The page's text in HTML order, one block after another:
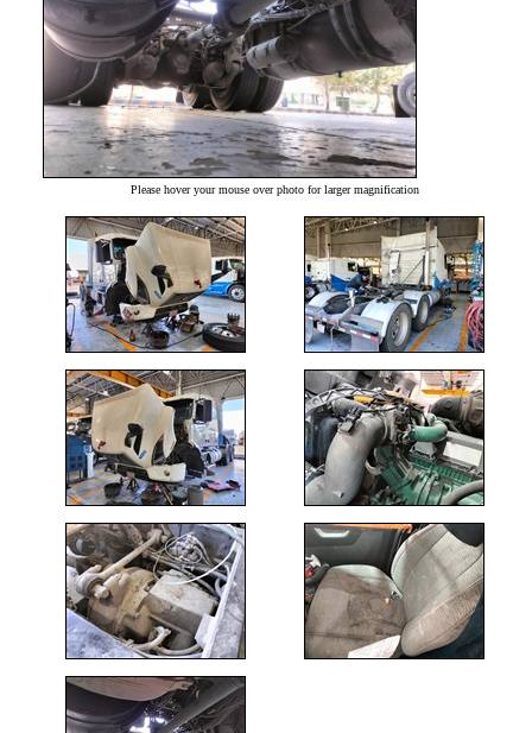
Please hover your mouse over photo for larger magnification